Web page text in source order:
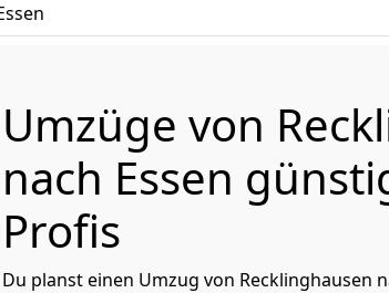
Umzüge von
nach Essen
Profis
Du planst einen Umzug von Recklinghausen